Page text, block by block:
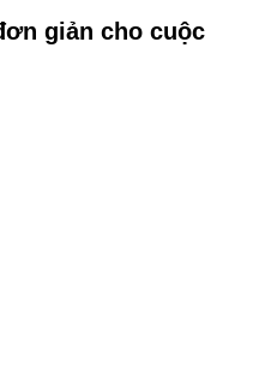
giản cho cuộc